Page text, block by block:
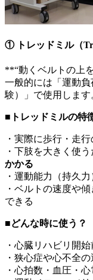
① トレッドミル（
**“動くベルトの上
一般的には「運動
験）」で使用します
■トレッドミルの特
・実際に歩行・走
・下肢を大きく使
かかる
・運動能力（持久
・ベルトの速度や
できる
■どんな時に使う？
・心臓リハビリ開
・狭心症や心不全
・心拍数・血圧・